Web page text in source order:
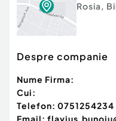
Rosia,
Despre companie
Nume Firma:
Cui:
Telefon: 0751254234
Email: